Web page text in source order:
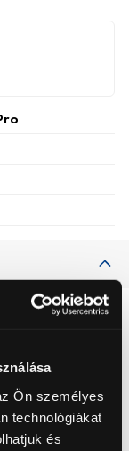
Ön személyes
technológiákat
és